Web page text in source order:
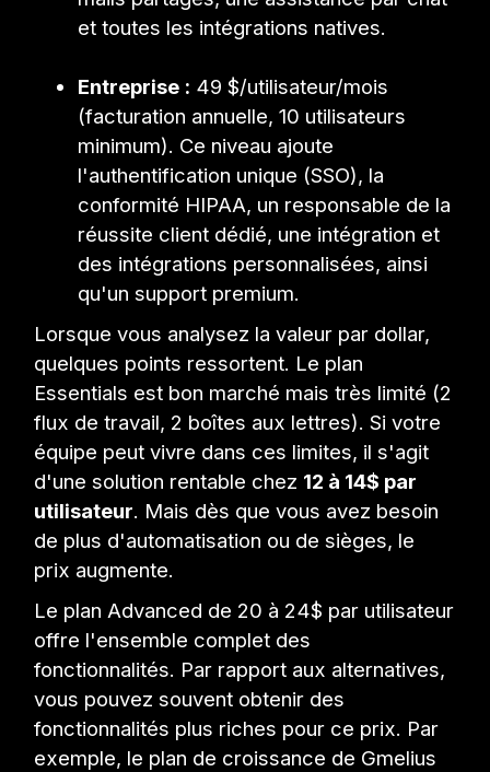
et toutes les intégrations natives.
Entreprise : 49 $/utilisateur/mois
(facturation annuelle, 10 utilisateurs
minimum). Ce niveau ajoute
l'authentification unique (SSO), la
conformité HIPAA, un responsable de la
réussite client dédié, une intégration et
des intégrations personnalisées, ainsi
qu'un support premium.
Lorsque vous analysez la valeur par dollar,
quelques points ressortent. Le plan
Essentials est bon marché mais très limité (2
flux de travail, 2 boîtes aux lettres). Si votre
équipe peut vivre dans ces limites, il s'agit
d'une solution rentable chez 12 à 14$ par
utilisateur. Mais dès que vous avez besoin
de plus d'automatisation ou de sièges, le
prix augmente.
Le plan Advanced de 20 à 24$ par utilisateur
offre l'ensemble complet des
fonctionnalités. Par rapport aux alternatives,
vous pouvez souvent obtenir des
fonctionnalités plus riches pour ce prix. Par
exemple, le plan de croissance de Gmelius